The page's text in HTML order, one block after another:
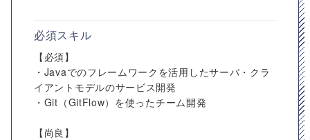
必須スキル
【必須】
・Javaでのフレームワークを活用したサーバ・クラ
イアントモデルのサービス開発
・Git（GitFlow）を使ったチーム開発
【尚良】